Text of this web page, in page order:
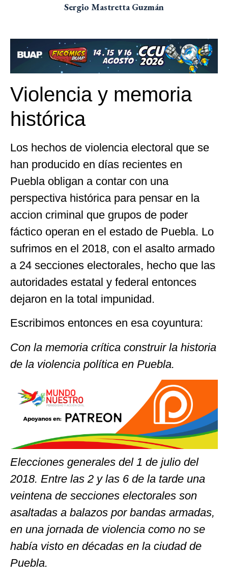
Sergio Mastretta Guzmán
Violencia y memoria
histórica
Los hechos de violencia electoral que se
han producido en días recientes en
Puebla obligan a contar con una
perspectiva histórica para pensar en la
accion criminal que grupos de poder
fáctico operan en el estado de Puebla. Lo
sufrimos en el 2018, con el asalto armado
a 24 secciones electorales, hecho que las
autoridades estatal y federal entonces
dejaron en la total impunidad.
Escribimos entonces en esa coyuntura:
Con la memoria crítica construir la historia
de la violencia política en Puebla.
Elecciones generales del 1 de julio del
2018. Entre las 2 y las 6 de la tarde una
veintena de secciones electorales son
asaltadas a balazos por bandas armadas,
en una jornada de violencia como no se
había visto en décadas en la ciudad de
Puebla.